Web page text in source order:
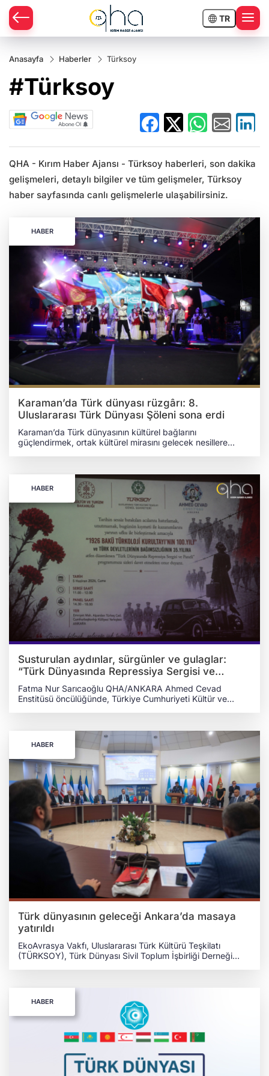
TR
Anasayfa Haberler Türksoy
#Türksoy
QHA - Kırım Haber Ajansı - Türksoy haberleri, son dakika
gelişmeleri, detaylı bilgiler ve tüm gelişmeler, Türksoy
haber sayfasında canlı gelişmelerle ulaşabilirsiniz.
HABER
Karaman’da Türk dünyası rüzgârı: 8.
Uluslararası Türk Dünyası Şöleni sona erdi
Karaman’da Türk dünyasının kültürel bağlarını
güçlendirmek, ortak kültürel mirasını gelecek nesillere
Uluslararası Türk Kültürü Teşkilatı (TÜRKSOY) ve Karaman
Belediyesi iş birliğinde tertip edilen 8. Uluslararası Türk
Dünyası Şöleni çerçevesinde Türk dünyasının dört bir
yanından birçok müzisyen, halk dansları topluluğu ve
sanatsever bir araya geldi. TÜRK DÜNYASI İLE SANAT
KARAMAN’DA BULUŞTU Türk Dünyası Kültür Parkı'nda 30
Temmuz ve 2 Ağustos 2026 tarihleri arasında düzenlenen
etkinliklerde Azerbaycan, Kazakistan, Kırgızistan,
Özbekistan ve Kabardey-Balkar Cumhuriyeti'nden gelen
müzisyen ve halk dansları toplulukları Türk dünyasının
rüzgârını estirdi. Sanatçılar, konser ve dans gösterileriyle
şölene damga vurarak izleyicilerden büyük beğeni topladı.
HABER
Susturulan aydınlar, sürgünler ve gulaglar:
“Türk Dünyasında Repressiya Sergisi ve
Paneli”
Fatma Nur Sarıcaoğlu QHA/ANKARA Ahmed Cevad Enstitüsü öncülüğünde, Türkiye Cumhuriyeti Kültür ve Turizm Bakanlığı Kültür Varlıkları ve Müzeler Genel Müdürlüğü ile TÜRKSOY’un katkılarıyla düzenlenen “Türk Dünyasında Repressiya Sergisi ve Paneli”, 5 Haziran Cuma günü Ankara’daki 15 Temmuz Demokrasi Müzesi’nde gerçekleştirildi. “1926 Bakü Türkoloji Kurultayı’nın 100. Yılı ve Türk Devletlerinin Bağımsızlığının 35. Yılı”na atfen düzenlenen etkinlikte, Sovyet dönemi baskıları ve Türk dünyasının yaşadığı acılar ele alındı. Program kapsamında, Türk halklarının maruz kaldığı siyasi baskılar, sürgünler ve aydın kıyımları sergi ve panel aracılığıyla katılımcılara aktarıldı. Panelin açılış konuşmaları panelin moderatörlüğünü üstlenen Ankara Hacı Bayram Veli Üniversitesi (AHBVÜ) Edebiyat Fakültesi Öğr. Üyesi ve Ahmed Cevad Enstitüsü Yönetim Kurulu Üyesi Prof. Dr. İbrahim Dilek tarafından gerçekleştirildi. Dilek, repressiya çalışmalarının yaklaşık çeyrek asırlık bir geçmişe sahip olduğunu belirterek, konunun bugün geniş katılımlı bir etkinlikle ele alınmasının uzun yıllara dayanan akademik ve kurumsal çabaların sonucu olduğunu söyledi. “Türk Dünyasında Repressiya Sovyetler Döneminde Türk Halklarına Yapılan Baskı ve Zulümler” başlıklı çalışmasına değinen Dilek, dönemin Yurtdışı Akrabalar ve Topluluklar Başkanlığı (YTB) Başkanı Abdullah Eren ile yapılan görüşmeler sonucunda çalışmaların başladığını anlattı. Eren’in konuya sahip çıkmasının ardından çeşitli alanlardan uzmanların katkılarıyla repressiya üzerine önemli çalışmaların ve yayınların ortaya çıktığını belirten Dilek, bu süreçte hazırlanan eserlerin konunun görünürlüğünü artırdığını kaydetti. Konunun yalnızca kitap sayfaları arasında kalan bir tarih olmaktan çıkarıldığını vurgulayan Dilek, özellikle sonraki yıllarda düzenlenen etkinlikler, akademik çalışmalar ve kamuoyu faaliyetleri sayesinde repressiyanın daha geniş kitlelere ulaştığını söyledi. Ayrıca Dilek, MHP Genel Başkan Başdanışmanı ve Ahmed Cevad Enstitüsü Başkanı Prof. Dr. Ruhi Ersoy’un konuyu sahiplenmesiyle bu etkinliğin gerçekleştiğini ifade etti. Konuşmasında 19. ve 20. yüzyılın insanlık tarihinin en acı dönemlerinden biri olduğuna dikkat çeken Dilek, savaşlar, sürgünler ve katliamların milyonlarca insanı etkilediğini belirtti. Repressiyanın da bu trajedilerden biri olduğunu söyleyen Dilek, Sovyet yönetimi altında çok sayıda Türk aydınının, devlet adamının, sanatçının ve sıradan vatandaşın baskılara maruz kaldığını hatırlattı. Repressiya mağdurlarının sayısına ilişkin kesin verilerin bulunmadığını belirten Dilek, resmi kaynakların net bilgiler sunmadığını ancak yüz binlerce kişinin bu süreçte infaz edildiğinin veya çeşitli şekillerde mağdur edildiğinin tahmin edildiğini söyledi. Dilek, hayatını kaybedenleri rahmetle andıklarını ifade ederek, yaşananların unutulmaması gerektiğini vurguladı. Önümüzdeki yıl repressiyanın yüzüncü yılına ulaşılacağını hatırlatan Dilek, yaklaşık bir asır önce yaşanan olayların bugün hâlâ Türk dünyasının ortak hafızasında canlılığını koruduğunu belirtti. “REPRESSİYA SİBİRYA TÜRKLERİNİN AYDIN KADROLARINI HEDEF ALDI” Açılış konuşmasının ardından panel, Ankara Üniversitesi DTCF Öğr. Üyesi Prof. Dr. Gülsüm Killi Yılmaz’ın “Sibirya’daki Türk Boy ve Topluluklarının Repressiya Süreci” konulu sunumuyla devam etti. Sibirya’daki Türk topluluklarının Sovyet dönemi baskı politikalarından nasıl etkilendiğini ele alan Killi Yılmaz, repressiya sürecinin özellikle az nüfuslu halklar üzerinde çok daha derin ve kalıcı sonuçlar doğurduğunu belirtti. Sibirya halklarının kültürel yaşamları, inanç sistemleri, edebiyatları ve toplumsal gelişimlerinin bu süreçten ciddi şekilde etkilendiğini ifade eden Killi Yılmaz, 1920’li yılların sonlarından 1950’lere kadar uzanan dönemin bölgedeki Türk toplulukları açısından kırılma noktası olduğunu söyledi. Sovyet yönetiminin ilk yıllarında Sibirya halklarının kültürel gelişimine yönelik çeşitli çalışmalar yürütüldüğünü anlatan Killi Yılmaz, bu dönemde alfabelerin oluşturulduğunu, yazılı edebiyatların geliştirilmeye başlandığını ve yerel aydın kadrolarının yetiştirildiğini kaydetti. Ancak Stalin döneminde merkeziyetçi politikaların güç kazanmasıyla birlikte bu sürecin tersine döndüğünü belirten Yılmaz, daha önce kültürel gelişimin öncüsü olarak görülen aydınların devlet tarafından tehdit olarak algılanmaya başlandığını ifade etti. Repressiya sürecinin özellikle 1937-1938 yıllarında yoğunlaştığını dile getiren Killi Yılmaz, farklı kaynaklarda değişen rakamlar bulunmakla birlikte milyonlarca insanın bu politikaların mağduru olduğunu söyledi. Resmî verilere göre 1918-1953 yılları arasında yüz binlerce kişinin hayatını kaybettiğini aktaran Killi Yılmaz, bazı araştırmalarda repressiyadan etkilenenlerin sayısının 20 milyona kadar ulaştığının belirtildiğini kaydetti. Sovyet yönetiminin “karşı devrimcilik” suçlamasını oldukça geniş yorumladığını vurgulayan Killi Yılmaz, yalnızca siyasi muhaliflerin değil, zengin köylülerin, ailelerinin, savaş esirlerinin ve devlet tarafından tehdit olarak görülen çeşitli toplulukların da baskılara maruz kaldığını anlattı. Bazı halkların ise topluca sürgün edilerek yaşadıkları bölgelerden uzaklaştırıldığını belirtti. 1934 yılında Sovyet siyasetçi Sergey Kirov’un öldürülmesinin ardından baskıların daha da arttığını ifade eden Killi Yılmaz, bu tarihten sonra yargılama süreçlerinin hızlandırıldığını ve birçok kişinin adil yargılanma hakkı olmaksızın infaz edildiğini söyledi. Bu uygulamaların özellikle nüfusları az olan Sibirya halkları üzerinde ağır sonuçlar doğurduğunu kaydeden Killi Yılmaz, birçok Türk topluluğunun hem demografik hem de kültürel açıdan büyük kayıplar yaşadığını dile getirdi. Killi Yılmaz, Sovyetler Birliği döneminde Oyrat (Oyrot) Özerk Bölgesi olarak adlandırılan Altay bölgesinde yaklaşık 10 bin kişinin repressiyadan etkilendiğinin tahmin edildiğini söyledi. Bu kişiler arasında çocuklar ve ileri yaştaki bireylerin de bulunduğunu belirten Yılmaz, baskıların toplumun hemen her kesimini hedef aldığını ifade etti. Repressiya sürecinde yalnızca Altay Türklerinin değil, bölgede yaşayan Kazaklar ve diğer toplulukların da mağdur edildiğini kaydeden Killi Yılmaz, dönemin yönetimi tarafından birçok kişinin “milliyetçilik”, “karşı devrimcilik”, “Japon veya Alman istihbaratıyla iş birliği yapmak”, “Türkçülük faaliyetlerinde bulunmak” ya da “halk düşmanlarıyla yeterince mücadele etmemek” gibi suçlamalarla yargılandığını belirtti. Killi Yılmaz, baskılardan yerel yöneticiler, din adamları, öğretmenler, tüccarlar, sanatçılar ve kültür insanlarının da etkilendiğini vurgulayarak, özellikle geleneksel toplum yapısında önemli rol üstlenen kişilerin hedef alındığını söyledi. Kamlar, yerel liderler ve kanaat önderlerinin çeşitli gerekçelerle suçlandığını ifade eden Killi Yılmaz, kültür ve sanat alanında faaliyet gösteren birçok ismin de milliyetçi düşünceler taşıdıkları iddiasıyla cezalandırıldığını dile getirdi. 1934 yılında açılan ve “Karşı Devrimci Oyrot Milliyetçileri Örgütü” davası olarak bilinen yargılamaya da değinen Killi Yılmaz, davada çok sayıda kişinin Sovyet yönetimine karşı faaliyet yürütmek, yabancı istihbarat servisleriyle bağlantı kurmak ve bağımsız bir devlet oluşturmayı hedeflemekle suçlandığını söyledi. Yargılananlar arasında Altay kültür hayatının önemli isimlerinin de bulunduğunu belirten Killi Yılmaz, ünlü Altay Türkü ressam ve Türkolog Çoros-Gurkin’in de repressiya mağdurları arasında yer aldığını hatırlattı. Repressiya sürecinin yalnızca yerli halkları değil, bölgeye sürgün edilen farklı etnik toplulukları da etkilediğini ifade eden Killi Yılmaz, Tatarlar, Almanlar, Koreliler, Gürcüler, Yahudiler ve diğer birçok halkın çeşitli gerekçelerle baskılara maruz kaldığını söyledi. Özellikle Korelilerin Japon yanlısı olmakla suçlandığını belirten Killi Yılmaz, sıradan işçilerin dahi infaz edildiği örneklerin bulunduğunu kaydetti. Baskıların kültürel hayatta büyük yıkıma neden olduğunu vurgulayan Killi Yılmaz, repressiya mağdurları arasında edebiyatın öncü isimleri, ders kitabı yazarları, gazeteciler ve aydınların bulunduğunu belirtti. Bu nedenle birçok Türk topluluğunun kültürel gelişiminin kesintiye uğradığını ifade eden Killi Yılmaz, repressiyanın yalnızca bireyleri değil, halkların kolektif hafızasını ve kültürel mirasını da hedef aldığını söyledi. 1950'li yıllardan itibaren repressiya mağdurlarının bir kısmının itibarlarının iade edildiğini belirten Killi Yılmaz, buna rağmen uzun yıllar boyunca bu kişilerin eserlerinin yayımlanamadığını ve isimlerinin dahi anılmasının sakıncalı görüldüğünü kaydetti. Günümüzde ise Sibirya'daki Türk toplulukları arasında repressiya mağdurlarının hatırasını yaşatmaya yönelik müzelerin, araştırma merkezlerinin ve dijital arşivlerin oluşturulduğunu ifade etti. “SİBİRYA’DAKİ TÜRK VARLIĞI STRATEJİK ÖNEME SAHİP” Killi Yılmaz’ın ardından tekrar söz alan Dilek, Sibirya coğrafyasının tarih boyunca Türk varlığının önemli merkezlerinden biri olduğunu belirterek, Rusya'nın bölgeye yönelik yayılmacı politikalarının 16. yüzyılda Kazan, Astrahan ve Sibir hanlıklarının ele geçirilmesiyle hız kazandığını söyledi. Rusya'nın Sibirya'ya yönelmesinde bölgenin zengin doğal kaynaklarının etkili olduğunu ifade eden Dilek, özellikle tuz madenleri ve geniş ormanlık alanların dönemin ekonomik şartlarında büyük önem taşıdığını kaydetti. Bu süreçte Rusların yaklaşık iki yüzyıl içerisinde Sibirya'yı aşarak Bering Boğazı'na kadar ulaştığını belirten Dilek, bölgenin tarihsel olduğu kadar jeopolitik açıdan da dikkat çekici bir konuma sahip olduğunu vurguladı. Sibirya'nın günümüzde dünyanın en önemli doğal kaynak rezervlerinden birini barındırdığına dikkat çeken Dilek, dünya tatlı su rezervlerinin önemli bir bölümünün, ayrıca doğal gaz, elmas, altın ve diğer stratejik madenlerin büyük kısmının bu coğrafyada bulunduğunu söyledi. Bölgede çok sayıda etnik topluluğun yaşadığını ifade eden Dilek, bunların arasında önemli Türk topluluklarının da yer aldığını belirterek Altay, Şor, Tofa ve Saha (Yakut) T
HABER
Türk dünyasının geleceği Ankara’da masaya
yatırıldı
EkoAvrasya Vakfı, Uluslararası Türk Kültürü Teşkilatı
(TÜRKSOY), Türk Dünyası Sivil Toplum İşbirliği Derneği
Entegrasyonunda Yeni Ufuklar: Ortak Geleceğe Doğru
TÜRKSOY ev sahipliğinde 3 Haziran’da gerçekleştirilen
sempozyum Türkistan coğrafyasındaki Türk devletlerinin
bağımsızlıklarının 35. yılı vesilesiyle tertip edildi. Programın
açış ve selamlama konuşmaları AK Parti Genel Başkan
Kürşad Zorlu, TÜRKSOY Genel Sekreter Yardımcısı Sayit
Yusuf, EkoAvrasya Vakfı Yönetim Kurulu Başkanı Dr. Hikmet
HABER